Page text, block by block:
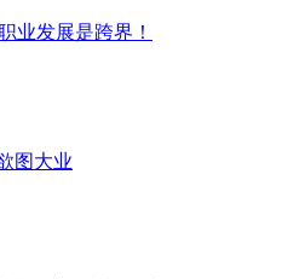
业发展是跨界！
图大业